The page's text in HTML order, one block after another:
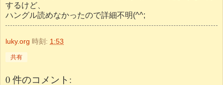
するけど、
ハングル読めなかったので詳細不明(^^;
luky.org 時刻: 1:53
共有
0 件のコメント: